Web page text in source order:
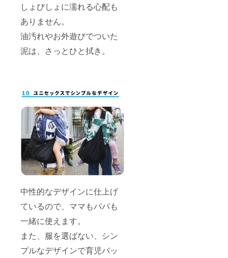
しょびしょに濡れる心配も
ありません。
油汚れやお外遊びでついた
泥は、さっとひと拭き。
中性的なデザインに仕上げ
ているので、ママもパパも
一緒に使えます。
また、服を選ばない、シン
プルなデザインで育児バッ